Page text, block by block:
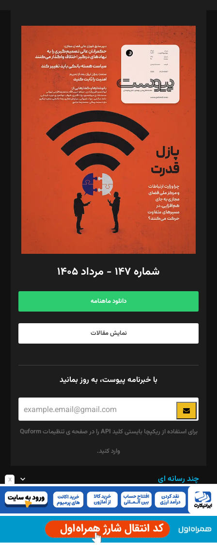
x
مدیر مسئول: محمدباقر اثنی‌عشری
سردبیر: مهرک محمودی
دبیر تحریریه: میثم قاسمی
د‌بیر ناداستان: سمانه سمیع
د‌بیر خدمت و تجارت: ابوالفضل رجبی
د‌بیر حقوق فناوری: حسام‌الدین ایپکچی
د‌بیر پیوست جهان: مینا پاکدل
د‌بیر تحریریه آنلاین: بابک نقاش
تحریریه‌: مجتبی محمود‌ی، آرش برهمند، یسنا امان‌پور، سروش کرمیان،
مصطفی مسجدی آرانی، ابوالفضل رجبی، زهرا فکرانه، فائزه فتحی
رستمی،مصطفی باستان
ویرایش: نگار استاد‌‌آقا
طراح یونیفرم: مجید توکلی
فیلمبرداری و عکاسی: امیر شفیعی، مانی لطفی زاده
گرافیک و صفحه‌آرایی: سید‌سبحان‌علی ثابت
مد‌یر توسعه تجاری: کامبیز برید‌
امور مالی: شاپور رهبری، محمد‌ کاظمی‌نیا
آگهی و مشترکین: ۰۹۱۹۹۹۹۰۴۵۴
شماره ۱۴۷ - مرداد ۱۴۰۵
دانلود ماهنامه
نمایش مقالات
با خبرنامه پیوست، به روز بمانید
برای استفاده از ریکپچا بایستی کلید API را در صفحه ی تنظیمات Quform
وارد کنید.
قسمت
نباید
خالی
چند رسانه ای
پیوست
پیوست روز